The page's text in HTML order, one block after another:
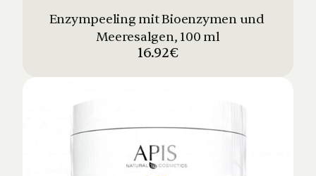
Enzympeeling mit Bioenzymen und
Meeresalgen, 100 ml
16.92€